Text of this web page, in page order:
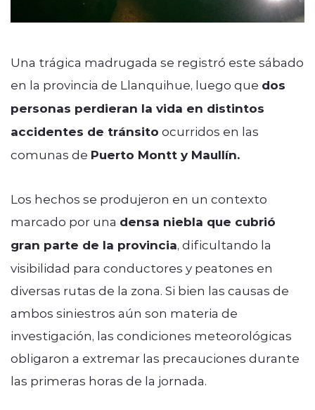
Una trágica madrugada se registró este sábado
en la provincia de Llanquihue, luego que dos
personas perdieran la vida en distintos
accidentes de tránsito ocurridos en las
comunas de Puerto Montt y Maullín.
Los hechos se produjeron en un contexto
marcado por una densa niebla que cubrió
gran parte de la provincia, dificultando la
visibilidad para conductores y peatones en
diversas rutas de la zona. Si bien las causas de
ambos siniestros aún son materia de
investigación, las condiciones meteorológicas
obligaron a extremar las precauciones durante
las primeras horas de la jornada.